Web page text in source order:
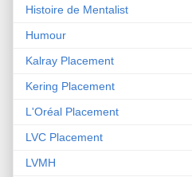
Histoire de Mentalist
Humour
Kalray Placement
Kering Placement
L'Oréal Placement
LVC Placement
LVMH